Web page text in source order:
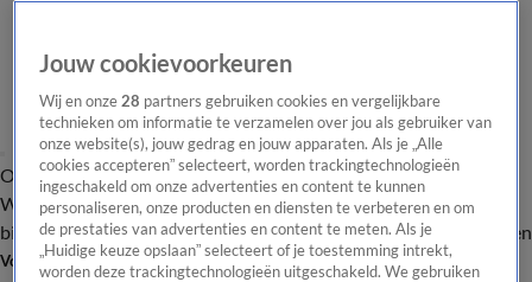
Overzicht Onze programma's Uitzendingen Onze gezichten
In de
WandelgangenInterviewsUitzending
bijwonenPodcastShopVeelgestelde vragenKijkersvraag insturen
Volg Vandaag Inside
Jouw cookievoorkeuren
Wij en onze28 partners gebruiken cookies en vergelijkbare
technieken om informatie te verzamelen over jou als gebruiker van
onze website(s), jouw gedrag en jouw apparaten. Als je „Alle
cookies accepteren” selecteert, worden trackingtechnologieën
ingeschakeld om onze advertenties en content te kunnen
personaliseren, onze producten en diensten te verbeteren en om
de prestaties van advertenties en content te meten. Als je
„Huidige keuze opslaan” selecteert of je toestemming intrekt,
worden deze trackingtechnologieën uitgeschakeld. We gebruiken